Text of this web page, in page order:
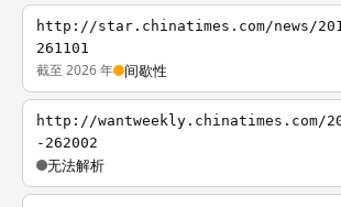
http://star.chinatimes.com/news/
261101
截至 2026 年 间歇性
http://wantweekly.chinatimes.com/
-262002
无法解析